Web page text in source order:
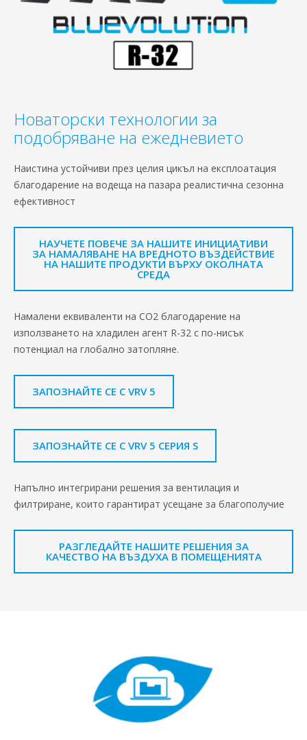
Новаторски технологии за
подобряване на ежедневието
Наистина устойчиви през целия цикъл на експлоатация
благодарение на водеща на пазара реалистична сезонна
ефективност
НАУЧЕТЕ ПОВЕЧЕ ЗА НАШИТЕ ИНИЦИАТИВИ
ЗА НАМАЛЯВАНЕ НА ВРЕДНОТО ВЪЗДЕЙСТВИЕ
НА НАШИТЕ ПРОДУКТИ ВЪРХУ ОКОЛНАТА
СРЕДА
Намалени еквиваленти на CO2 благодарение на
използването на хладилен агент R-32 с по-нисък
потенциал на глобално затопляне.
ЗАПОЗНАЙТЕ СЕ С VRV 5
ЗАПОЗНАЙТЕ СЕ С VRV 5 СЕРИЯ S
Напълно интегрирани решения за вентилация и
филтриране, които гарантират усещане за благополучие
РАЗГЛЕДАЙТЕ НАШИТЕ РЕШЕНИЯ ЗА
КАЧЕСТВО НА ВЪЗДУХА В ПОМЕЩЕНИЯТА